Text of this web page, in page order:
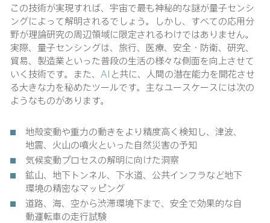
この技術が実現すれば、宇宙で最も神秘的な謎が量子センシ
ングによって解明されるでしょう。しかし、すべての応用分
野が理論研究の周辺領域に限定されるわけではありません。
実際、量子センシングは、旅行、医療、安全・防衛、研究、
貿易、製造業といった普段の生活の様々な側面を向上させて
いく技術です。また、 AI と共に、人間の潜在能力を開花させ
る大きな力を秘めたツールです。主なユースケースには次の
ようなものがあります。
地殻変動や重力の動きをより精度高く検知し、津波、
地震、火山の噴火といった自然災害の予知
気候変動プロセスの解明に向けた洞察
鉱山、地下トンネル、下水道、公共インフラなど地下
環境の精密なマッピング
道路、海、空から渋滞環境下まで、安全で効果的な自
動運転車の走行試験